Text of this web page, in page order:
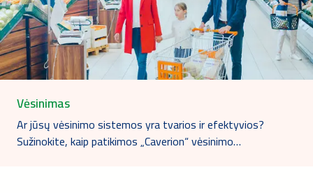
Vėsinimas
Ar jūsų vėsinimo sistemos yra tvarios ir efektyvios?
Sužinokite, kaip patikimos „Caverion“ vėsinimo…